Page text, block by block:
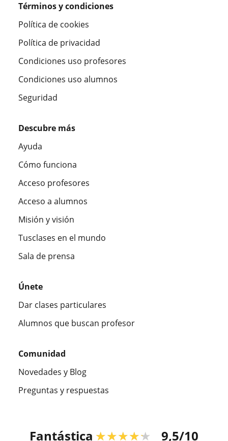
Términos y condiciones
Política de cookies
Política de privacidad
Condiciones uso profesores
Condiciones uso alumnos
Seguridad
Descubre más
Ayuda
Cómo funciona
Acceso profesores
Acceso a alumnos
Misión y visión
Tusclases en el mundo
Sala de prensa
Únete
Dar clases particulares
Alumnos que buscan profesor
Comunidad
Novedades y Blog
Preguntas y respuestas
Fantástica ★★★★★ 9,5/10